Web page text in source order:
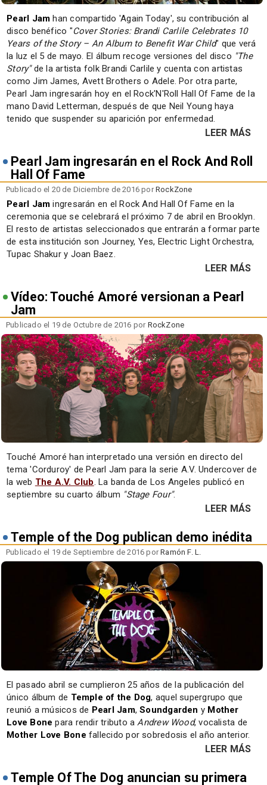
Pearl Jam han compartido 'Again Today', su contribución al
disco benéfico "Cover Stories: Brandi Carlile Celebrates 10
Years of the Story – An Album to Benefit War Child" que verá
la luz el 5 de mayo. El álbum recoge versiones del disco "The
Story"de la artista folk Brandi Carlile y cuenta con artistas
como Jim James, Avett Brothers o Adele. Por otra parte,
Pearl Jam ingresarán hoy en el Rock'N'Roll Hall Of Fame de la
mano David Letterman, después de que Neil Young haya
tenido que suspender su aparición por enfermedad.
LEER MÁS
Pearl Jam ingresarán en el Rock And Roll
Hall Of Fame
Publicado el 20 de Diciembre de 2016 porRockZone
Pearl Jam ingresarán en el Rock And Hall Of Fame en la
ceremonia que se celebrará el próximo 7 de abril en Brooklyn.
El resto de artistas seleccionados que entrarán a formar parte
de esta institución son Journey, Yes, Electric Light Orchestra,
Tupac Shakur y Joan Baez.
LEER MÁS
Vídeo: Touché Amoré versionan a Pearl
Jam
Publicado el 19 de Octubre de 2016 por RockZone
Touché Amoré han interpretado una versión en directo del
tema 'Corduroy' de Pearl Jam para la serie A.V. Undercover de
la web The A.V. Club. La banda de Los Angeles publicó en
septiembre su cuarto álbum "Stage Four".
LEER MÁS
Temple of the Dog publican demo inédita
Publicado el 19 de Septiembre de 2016 porRamón F. L.
El pasado abril se cumplieron 25 años de la publicación del
único álbum de Temple of the Dog, aquel supergrupo que
reunió a músicos de Pearl Jam,Soundgarden y Mother
Love Bone para rendir tributo aAndrew Wood, vocalista de
Mother Love Bone fallecido por sobredosis el año anterior.
LEER MÁS
Temple Of The Dog anuncian su primera